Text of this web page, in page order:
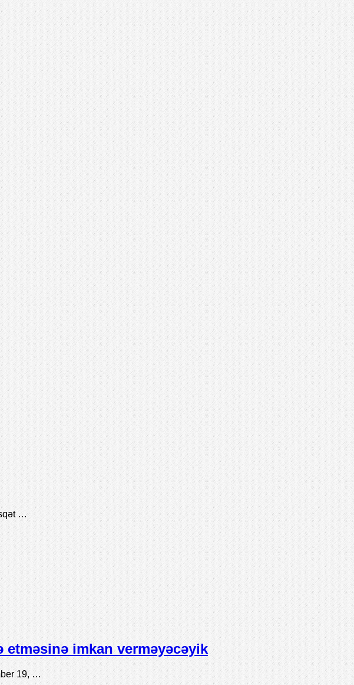
…
etməsinə imkan verməyəcəyik
19, …